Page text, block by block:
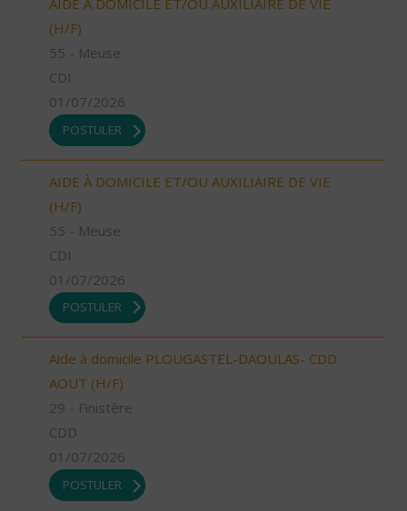
AIDE À DOMICILE ET/OU AUXILIAIRE DE VIE
(H/F)
55 - Meuse
CDI
01/07/2026
POSTULER
AIDE À DOMICILE ET/OU AUXILIAIRE DE VIE
(H/F)
55 - Meuse
CDI
01/07/2026
POSTULER
Aide à domicile PLOUGASTEL-DAOULAS- CDD
AOUT (H/F)
29 - Finistère
CDD
01/07/2026
POSTULER